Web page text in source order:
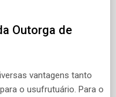
Outorga de
vantagens tanto
o usufrutuário. Para o